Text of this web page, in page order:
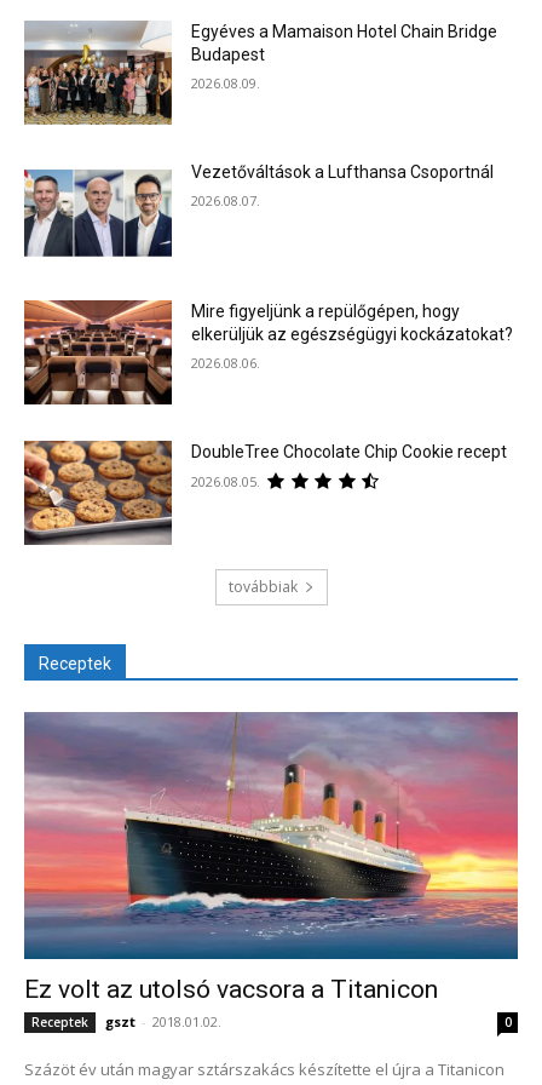
Egyéves a Mamaison Hotel Chain Bridge
Budapest
2026.08.09.
Vezetőváltások a Lufthansa Csoportnál
2026.08.07.
Mire figyeljünk a repülőgépen, hogy
elkerüljük az egészségügyi kockázatokat?
2026.08.06.
DoubleTree Chocolate Chip Cookie recept
2026.08.05.
továbbiak
Receptek
Ez volt az utolsó vacsora a Titanicon
Receptek gszt - 2018.01.02. 0
Százöt év után magyar sztárszakács készítette el újra a Titanicon